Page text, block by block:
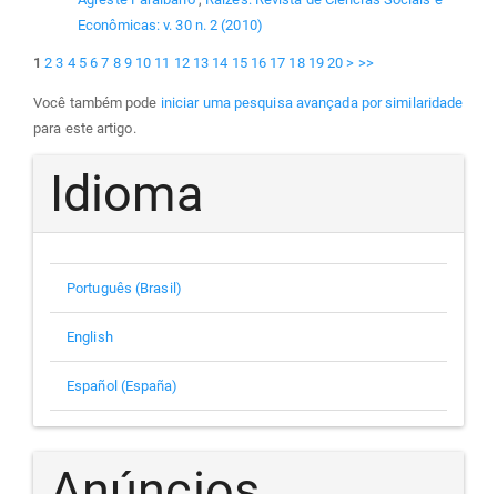
Econômicas: v. 30 n. 2 (2010)
1 2 3 4 5 6 7 8 9 10 11 12 13 14 15 16 17 18 19 20 > >>
Você também pode iniciar uma pesquisa avançada por similaridade
para este artigo.
Idioma
Português (Brasil)
English
Español (España)